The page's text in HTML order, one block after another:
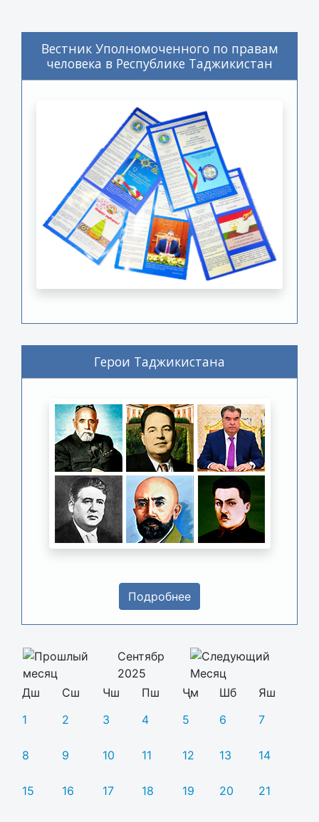
Вестник Уполномоченного по правам
человека в Республике Таджикистан
Герои Таджикистана
Подробнее
Сентябр
2025
Дш
Сш Чш Пш Ҷм Шб
Яш
1
2 3 4 5 6 7
8 9 10 11 12 13 14
15 16 17 18 19 20 21